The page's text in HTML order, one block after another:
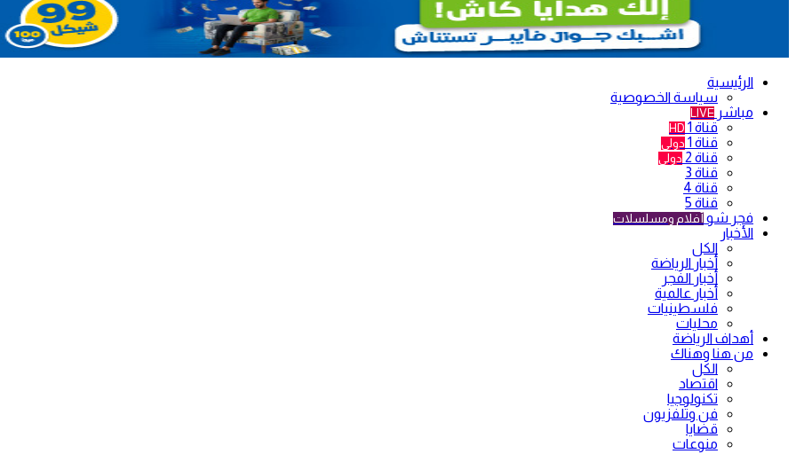
الرئيسية
سياسة الخصوصية
مباشر LIVE
قناة 1 HD
قناة 1 دولي
قناة 2 دولي
قناة 3
قناة 4
قناة 5
فجر شو أفلام ومسلسلات
الأخبار
الكل
أخبار الرياضة
أخبار الفجر
أخبار عالمية
فلسطينيات
محليات
أهداف الرياضة
من هنا وهناك
الكل
اقتصاد
تكنولوجيا
فن وتلفزيون
قضايا
منوعات